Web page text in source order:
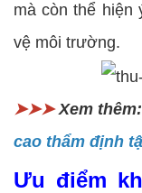
mà còn thể hiện
vệ môi trường.
➤➤➤Xem thêm:
cao thẩm định
Ưu điểm